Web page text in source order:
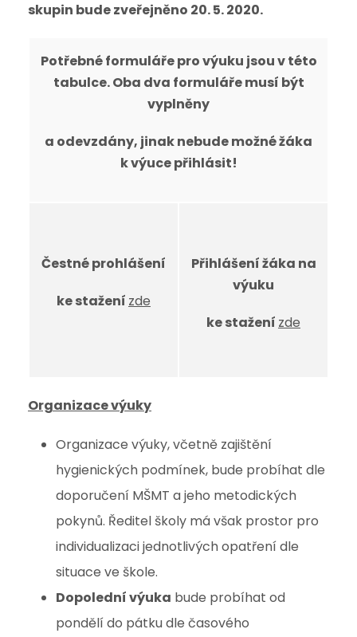
skupin bude zveřejněno 20. 5. 2020.
Potřebné formuláře pro výuku jsou v této
tabulce. Oba dva formuláře musí být
vyplněny
a odevzdány, jinak nebude možné žáka
k výuce přihlásit!
Čestné prohlášení
ke stažení zde
Přihlášení žáka na
výuku
ke stažení zde
Organizace výuky
Organizace výuky, včetně zajištění
hygienických podmínek, bude probíhat dle
doporučení MŠMT a jeho metodických
pokynů. Ředitel školy má však prostor pro
individualizaci jednotlivých opatření dle
situace ve škole.
Dopolední výuka bude probíhat od
pondělí do pátku dle časového